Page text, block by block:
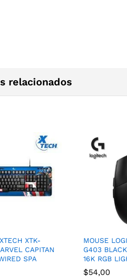
relacionados
XTK-
CAPITAN
SPA
MOUSE
G403
16K RGB
$54,00